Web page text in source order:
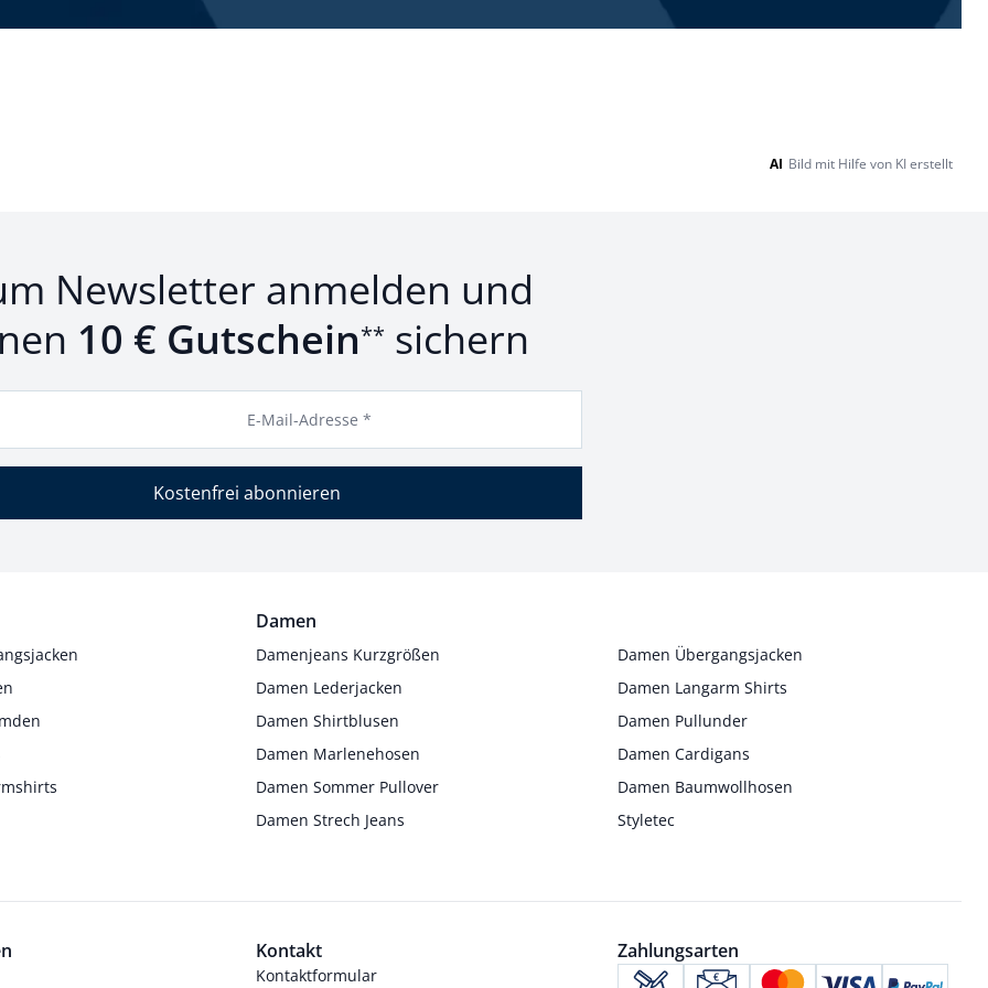
AI Bild mit Hilfe von KI erstellt
Newsletter anmelden und
10 € Gutschein** sichern
E-Mail-Adresse *
Kostenfrei abonnieren
Damen
Damenjeans Kurzgrößen
Damen Übergangsjacken
Damen Lederjacken
Damen Langarm Shirts
Damen Shirtblusen
Damen Pullunder
Damen Marlenehosen
Damen Cardigans
Damen Sommer Pullover
Damen Baumwollhosen
Damen Strech Jeans
Styletec
Kontakt
Kontaktformular
Zahlungsarten